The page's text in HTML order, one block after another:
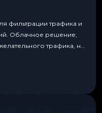
фильтрации трафика и
Облачное решение,
трафика, не